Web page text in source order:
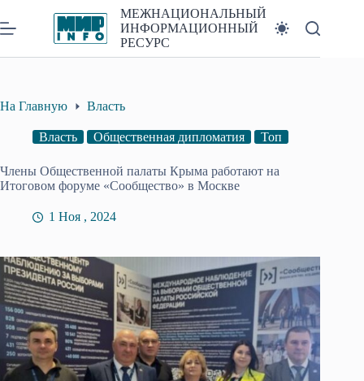
к
сути
МЕЖНАЦИОНАЛЬНЫЙ
ИНФОРМАЦИОННЫЙ
РЕСУРС
На Главную Власть
Власть Общественная дипломатия Топ
Члены Общественной палаты Крыма работают на
Итоговом форуме «Сообщество» в Москве
1 Ноя , 2024